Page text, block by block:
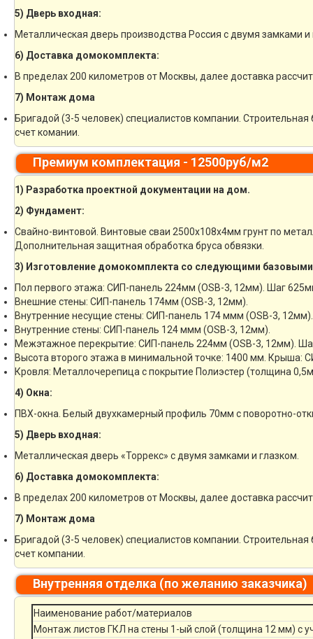
5) Дверь входная:
Металлическая дверь производства Россия с двумя замками и
6) Доставка домокомплекта:
В пределах 200 километров от Москвы, далее доставка
7) Монтаж дома
Бригадой (3-5 человек) специалистов компании.
счет комании.
Премиум комплектация - 12500руб/м2
1) Разработка проектной документации на дом.
2) Фундамент:
Свайно-винтовой. Винтовые сваи 2500х108х4мм грунт по
Дополнительная защитная обработка бруса обвязки.
3) Изготовление домокомплекта со следующими базовыми
Пол первого этажа: СИП-панель 224мм (OSB-3, 12мм). Шаг
Внешние стены: СИП-панель 174мм (OSB-3, 12мм).
Внутренние несущие стены: СИП-панель 174 ммм (OSB-3, 12мм).
Внутренние стены: СИП-панель 124 ммм (OSB-3, 12мм).
Межэтажное перекрытие: СИП-панель 224мм (OSB-3, 12мм).
Высота второго этажа в минимальной точке: 1400 мм. Крыша:
Кровля: Металлочерепица с покрытие Полиэстер (толщина
4) Окна:
ПВХ-окна. Белый двухкамерный профиль 70мм с поворотно-
5) Дверь входная:
Металлическая дверь «Торрекс» с двумя замками и глазком.
6) Доставка домокомплекта:
В пределах 200 километров от Москвы, далее доставка
7) Монтаж дома
Бригадой (3-5 человек) специалистов компании.
счет компании.
Внутренняя отделка (по желанию заказчика)
Наименование работ/материалов
Монтаж листов ГКЛ на стены 1-ый слой (толщина 12 мм) с